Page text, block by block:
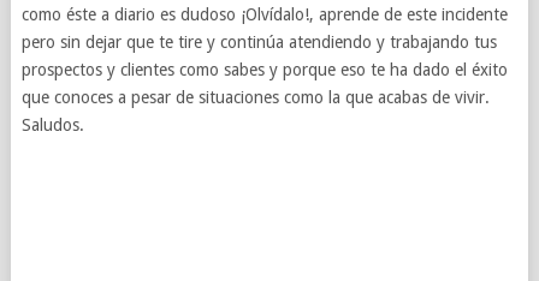
como éste a diario es dudoso ¡Olvídalo!, aprende de este incidente
pero sin dejar que te tire y continúa atendiendo y trabajando tus
prospectos y clientes como sabes y porque eso te ha dado el éxito
que conoces a pesar de situaciones como la que acabas de vivir.
Saludos.